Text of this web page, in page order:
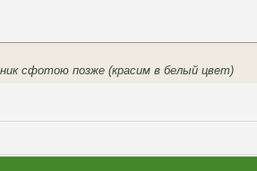
сфотою позже (красим в белый цвет)